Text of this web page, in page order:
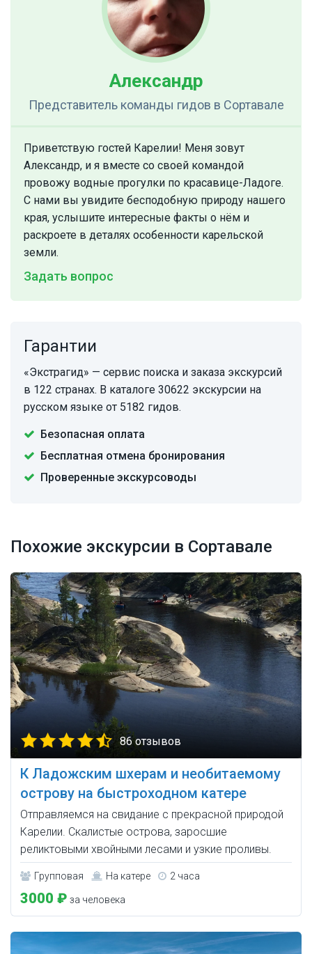
Александр
Представитель команды гидов в Сортавале
Приветствую гостей Карелии! Меня зовут
Александр, и я вместе со своей командой
провожу водные прогулки по красавице-Ладоге.
С нами вы увидите бесподобную природу нашего
края, услышите интересные факты о нём и
раскроете в деталях особенности карельской
земли.
Задать вопрос
Гарантии
«Экстрагид» — сервис поиска и заказа экскурсий
в 122 странах. В каталоге 30622 экскурсии на
русском языке от 5182 гидов.
Безопасная оплата
Бесплатная отмена бронирования
Проверенные экскурсоводы
Похожие экскурсии в Сортавале
86 отзывов
К Ладожским шхерам и необитаемому
острову на быстроходном катере
Отправляемся на свидание с прекрасной природой
Карелии. Скалистые острова, заросшие
реликтовыми хвойными лесами и узкие проливы.
Групповая На катере 2 часа
3000 ₽ за человека